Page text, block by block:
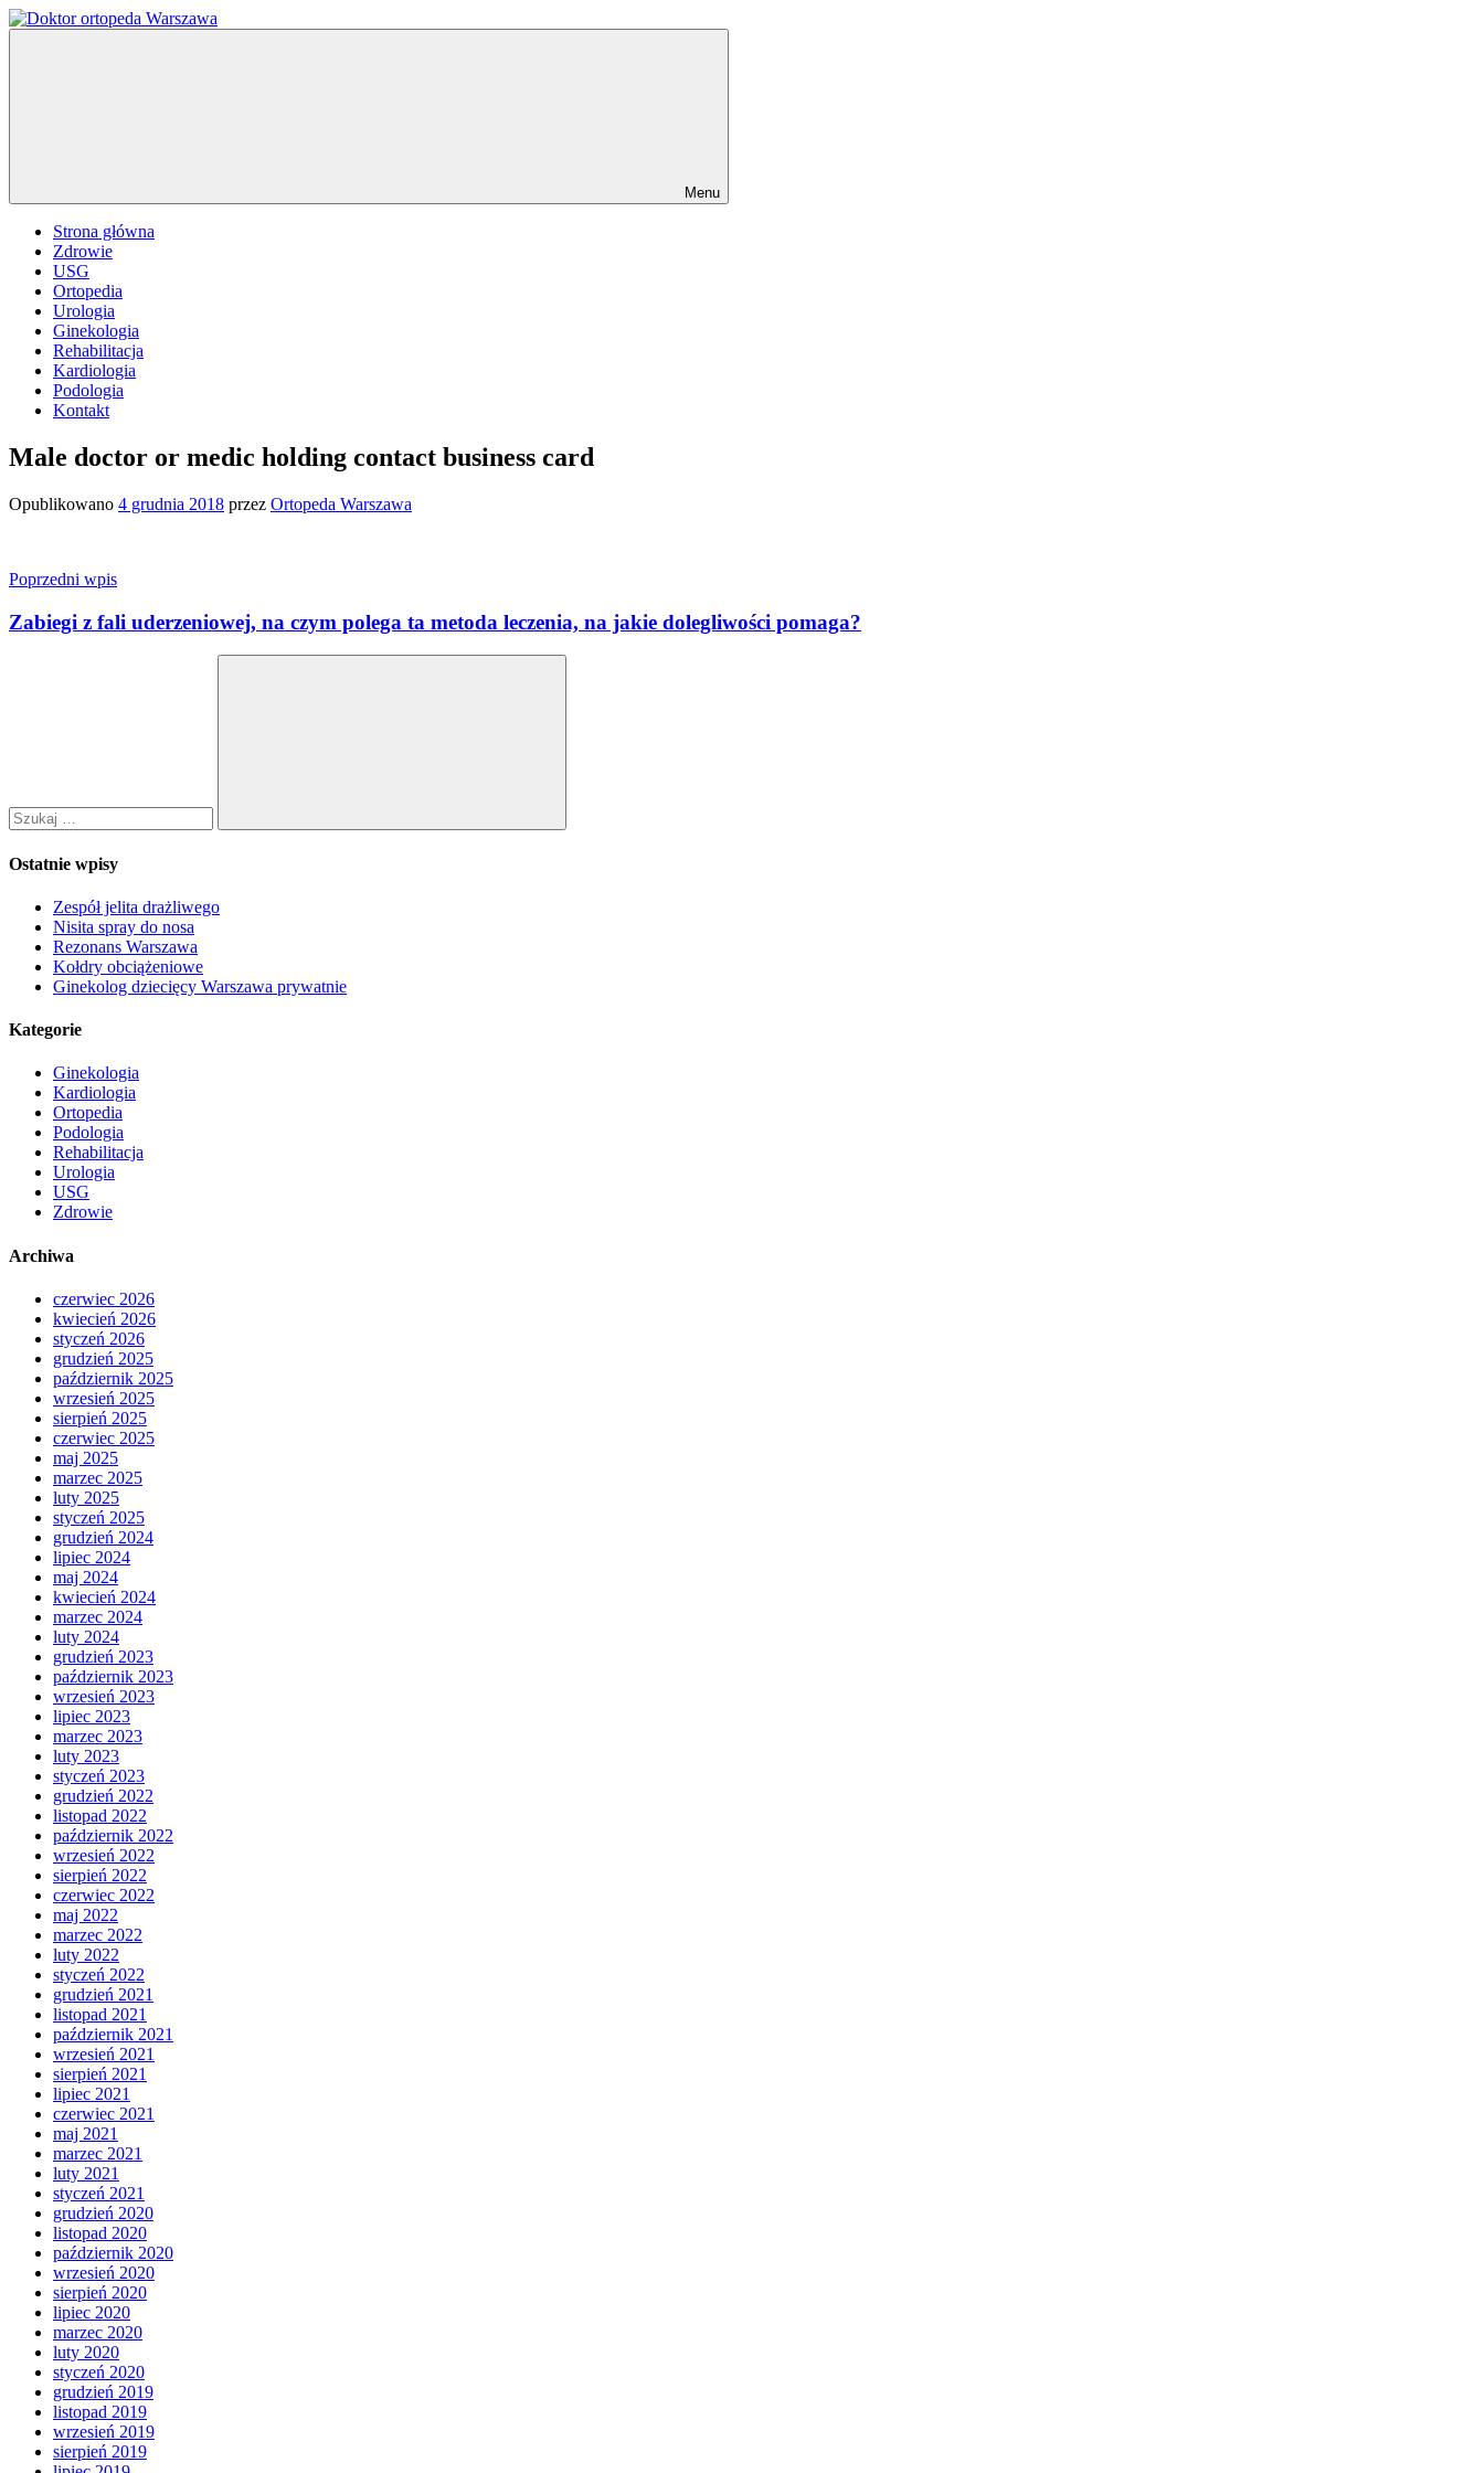
Przejdź
do
Menu
Strona główna
Zdrowie
USG
Ortopedia
Urologia
Ginekologia
Rehabilitacja
Kardiologia
Podologia
Kontakt
Male doctor or medic holding contact business card
Opublikowano 4 grudnia 2018 przez Ortopeda Warszawa
Nawigacja
wpisu
Poprzedni wpis
Zabiegi z fali uderzeniowej, na czym polega ta metoda leczenia, na jakie dolegliwości pomaga?
Szukaj
Ostatnie wpisy
Zespół jelita drażliwego
Nisita spray do nosa
Rezonans Warszawa
Kołdry obciążeniowe
Ginekolog dziecięcy Warszawa prywatnie
Kategorie
Ginekologia
Kardiologia
Ortopedia
Podologia
Rehabilitacja
Urologia
USG
Zdrowie
Archiwa
czerwiec 2026
kwiecień 2026
styczeń 2026
grudzień 2025
październik 2025
wrzesień 2025
sierpień 2025
czerwiec 2025
maj 2025
marzec 2025
luty 2025
styczeń 2025
grudzień 2024
lipiec 2024
maj 2024
kwiecień 2024
marzec 2024
luty 2024
grudzień 2023
październik 2023
wrzesień 2023
lipiec 2023
marzec 2023
luty 2023
styczeń 2023
grudzień 2022
listopad 2022
październik 2022
wrzesień 2022
sierpień 2022
czerwiec 2022
maj 2022
marzec 2022
luty 2022
styczeń 2022
grudzień 2021
listopad 2021
październik 2021
wrzesień 2021
sierpień 2021
lipiec 2021
czerwiec 2021
maj 2021
marzec 2021
luty 2021
styczeń 2021
grudzień 2020
listopad 2020
październik 2020
wrzesień 2020
sierpień 2020
lipiec 2020
marzec 2020
luty 2020
styczeń 2020
grudzień 2019
listopad 2019
wrzesień 2019
sierpień 2019